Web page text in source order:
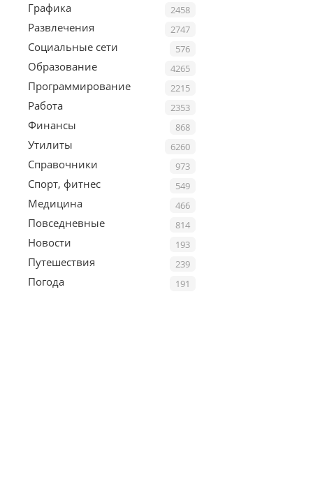
2458
Графика
2747
Развлечения
576
Социальные сети
4265
Образование
2215
Программирование
2353
Работа
868
Финансы
6260
Утилиты
973
Справочники
549
Спорт, фитнес
466
Медицина
814
Повседневные
193
Новости
239
Путешествия
191
Погода